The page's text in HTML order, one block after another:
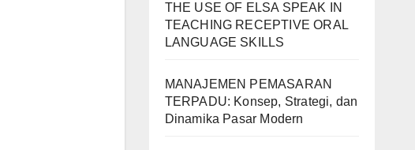
THE USE OF ELSA SPEAK IN
TEACHING RECEPTIVE ORAL
LANGUAGE SKILLS
MANAJEMEN PEMASARAN
TERPADU: Konsep, Strategi, dan
Dinamika Pasar Modern